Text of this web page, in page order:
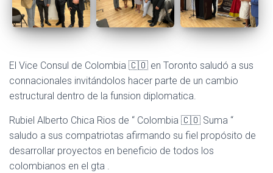
El Vice Consul de Colombia 🇨🇴 en Toronto saludó a sus
connacionales invitándolos hacer parte de un cambio
estructural dentro de la funsion diplomatica.
Rubiel Alberto Chica Rios de “ Colombia 🇨🇴 Suma “
saludo a sus compatriotas afirmando su fiel propósito de
desarrollar proyectos en beneficio de todos los
colombianos en el gta .